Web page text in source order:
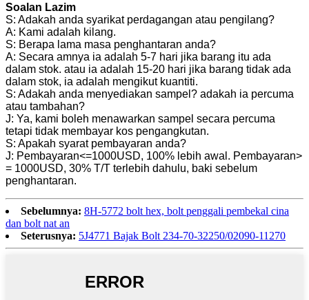
Soalan Lazim
S: Adakah anda syarikat perdagangan atau pengilang?
A: Kami adalah kilang.
S: Berapa lama masa penghantaran anda?
A: Secara amnya ia adalah 5-7 hari jika barang itu ada
dalam stok. atau ia adalah 15-20 hari jika barang tidak ada
dalam stok, ia adalah mengikut kuantiti.
S: Adakah anda menyediakan sampel? adakah ia percuma
atau tambahan?
J: Ya, kami boleh menawarkan sampel secara percuma
tetapi tidak membayar kos pengangkutan.
S: Apakah syarat pembayaran anda?
J: Pembayaran<=1000USD, 100% lebih awal. Pembayaran>
= 1000USD, 30% T/T terlebih dahulu, baki sebelum
penghantaran.
Sebelumnya: 8H-5772 bolt hex, bolt penggali pembekal cina
dan bolt nat an
Seterusnya: 5J4771 Bajak Bolt 234-70-32250/02090-11270